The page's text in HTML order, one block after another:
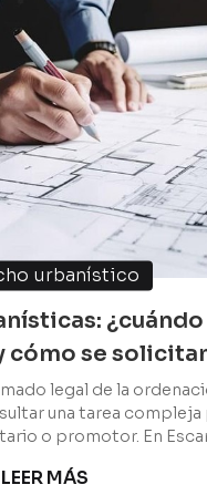
¿cuándo
cómo se
urbanístico
legal de la
una tarea compleja
o promotor. En
urbanístico,
LEER MÁS